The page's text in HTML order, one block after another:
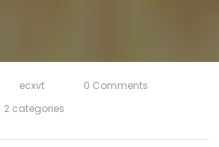
ecxvt
0 Comments
2 categories